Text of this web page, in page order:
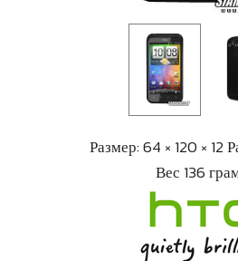
Размер: 64 × 120 × 12
Вес 136